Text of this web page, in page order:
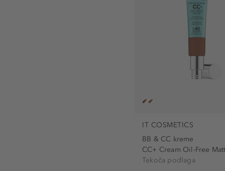
IT COSMETICS
BB & CC kreme
CC+ Cream Oil-Free
Tekoča podlaga